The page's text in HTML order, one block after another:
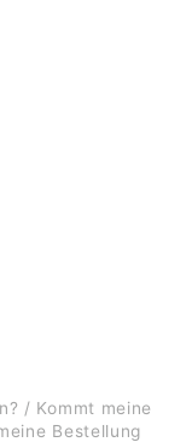
/ Kommt meine
Bestellung